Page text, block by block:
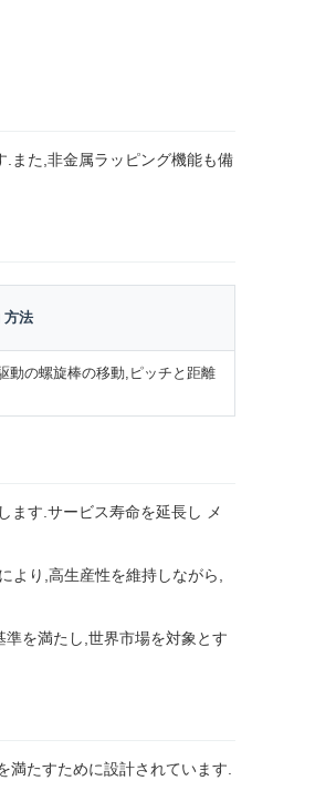
.また,非金属ラッピング機能も備
方法
動の螺旋棒の移動,ピッチと距離
ます.サービス寿命を延長し メ
より,高生産性を維持しながら,
準を満たし,世界市場を対象とす
たすために設計されています.